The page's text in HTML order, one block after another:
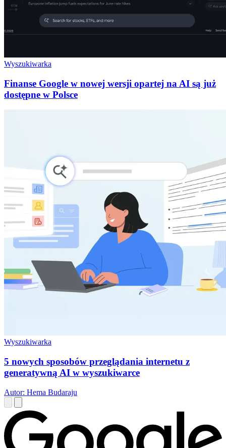
Wyszukiwarka
Finanse Google w nowej wersji opartej na AI są już
dostępne w Polsce
Wyszukiwarka
5 nowych sposobów przeglądania internetu z
generatywną AI w wyszukiwarce
Autor: Hema Budaraju